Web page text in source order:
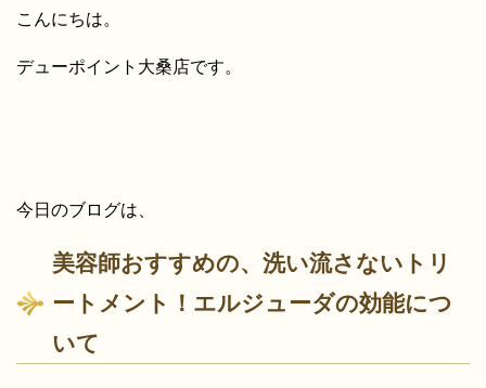
こんにちは。
デューポイント大桑店です。
今日のブログは、
美容師おすすめの、洗い流さないトリ
ートメント！エルジューダの効能につ
いて